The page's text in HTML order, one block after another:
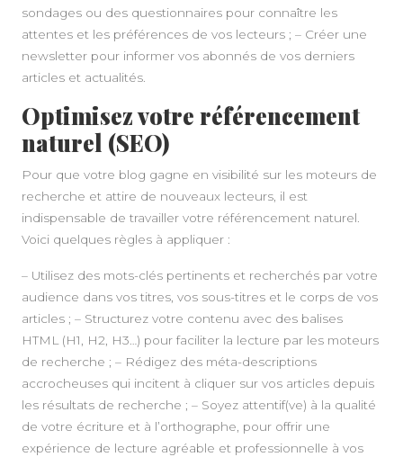
sondages ou des questionnaires pour connaître les
attentes et les préférences de vos lecteurs ; – Créer une
newsletter pour informer vos abonnés de vos derniers
articles et actualités.
Optimisez votre référencement
naturel (SEO)
Pour que votre blog gagne en visibilité sur les moteurs de
recherche et attire de nouveaux lecteurs, il est
indispensable de travailler votre référencement naturel.
Voici quelques règles à appliquer :
– Utilisez des mots-clés pertinents et recherchés par votre
audience dans vos titres, vos sous-titres et le corps de vos
articles ; – Structurez votre contenu avec des balises
HTML (H1, H2, H3…) pour faciliter la lecture par les moteurs
de recherche ; – Rédigez des méta-descriptions
accrocheuses qui incitent à cliquer sur vos articles depuis
les résultats de recherche ; – Soyez attentif(ve) à la qualité
de votre écriture et à l’orthographe, pour offrir une
expérience de lecture agréable et professionnelle à vos